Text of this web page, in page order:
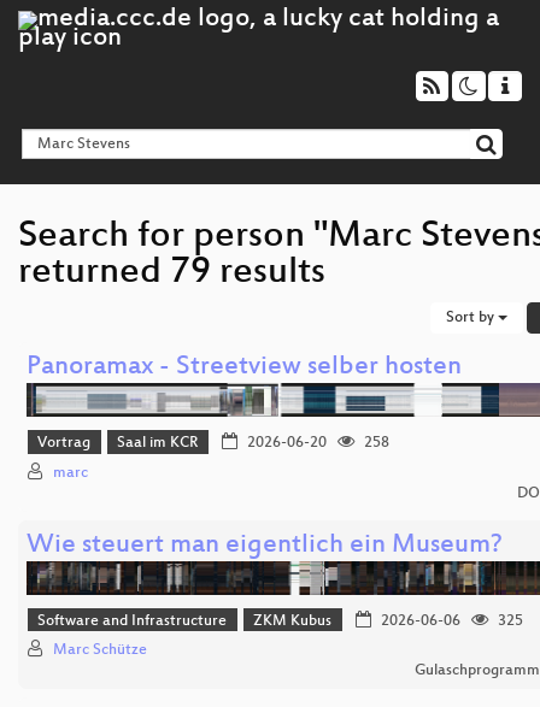
Search for person "Marc
returned 79 results
Sort by
Panoramax - Streetview selber hosten
Vortrag Saal im KCR 2026-06-20
258
marc
Wie steuert man eigentlich ein Museum?
Software and Infrastructure ZKM Kubus 2026-06-06
325
Marc Schütze